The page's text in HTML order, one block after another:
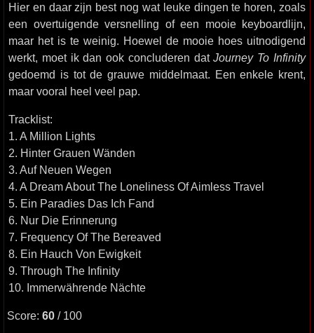
Hier en daar zijn best nog wat leuke dingen te horen, zoals
een overtuigende versnelling of een mooie keyboardlijn,
maar het is te weinig. Hoewel de mooie hoes uitnodigend
werkt, moet ik dan ook concluderen datJourney To Infinity
gedoemd is tot de grauwe middelmaat. Een enkele krent,
maar vooral heel veel pap.
Tracklist:
1. A Million Lights
2. Hinter Grauen Wänden
3. Auf Neuen Wegen
4. A Dream About The Loneliness Of Aimless Travel
5. Ein Paradies Das Ich Fand
6. Nur Die Erinnerung
7. Frequency Of The Bereaved
8. Ein Hauch Von Ewigkeit
9. Through The Infinity
10. Immerwährende Nächte
Score: 60 / 100